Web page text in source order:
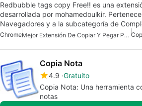
Redbubble tags copy Free!! es una
desarrollada por mohamedoulkir.
Navegadores y a la subcategoría de
Chrome Mejor Extensión De Copiar Y Pegar Para Chrome
Copia Nota
4.9 Gratuito
Copia Nota: Una herramienta
notas